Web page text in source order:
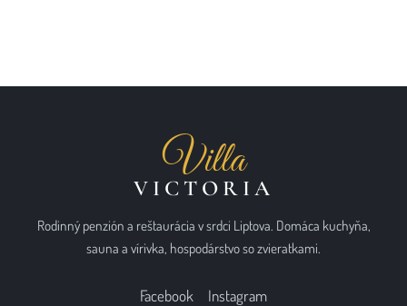
Villa
VICTORIA
Rodinný penzión a reštaurácia v srdci Liptova. Domáca kuchyňa,
sauna a vírivka, hospodárstvo so zvieratkami.
Facebook Instagram